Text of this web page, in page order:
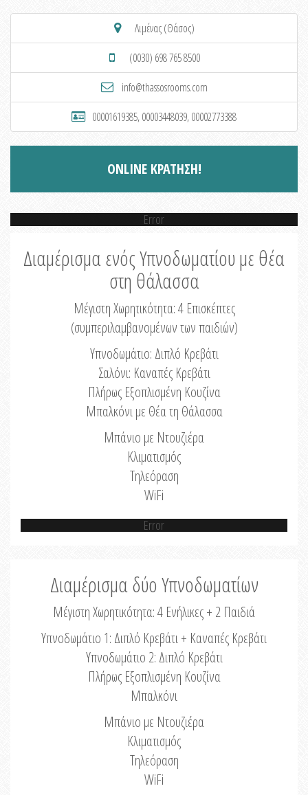
Λιμένας (Θάσος)
(0030) 698 765 8500
info@thassosrooms.com
00001619385, 00003448039, 00002773388
ONLINE ΚΡΑΤΗΣΗ!
Error
Διαμέρισμα ενός Υπνοδωματίου με θέα
στη θάλασσα
Μέγιστη Χωρητικότητα: 4 Eπισκέπτες
(συμπεριλαμβανομένων των παιδιών)
Υπνοδωμάτιο: Διπλό Κρεβάτι
Σαλόνι: Καναπές Κρεβάτι
Πλήρως Εξοπλισμένη Κουζίνα
Μπαλκόνι με Θέα τη Θάλασσα
Μπάνιο με Ντουζιέρα
Κλιματισμός
Τηλεόραση
WiFi
Error
Διαμέρισμα δύο Υπνοδωματίων
Μέγιστη Χωρητικότητα: 4 Ενήλικες + 2 Παιδιά
Υπνοδωμάτιο 1: Διπλό Κρεβάτι + Καναπές Κρεβάτι
Υπνοδωμάτιο 2: Διπλό Κρεβάτι
Πλήρως Εξοπλισμένη Κουζίνα
Μπαλκόνι
Μπάνιο με Ντουζιέρα
Κλιματισμός
Τηλεόραση
WiFi